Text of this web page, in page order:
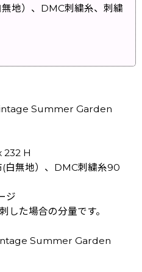
地）、DMC刺繍糸、刺繍
Summer Garden
232 H
白無地）、DMC刺繍糸90
ジ
した場合の分量です。
Summer Garden